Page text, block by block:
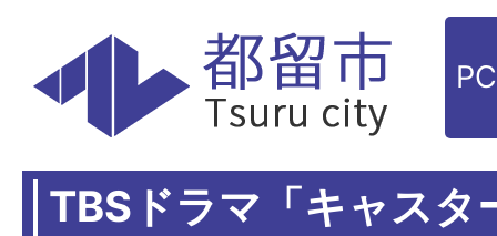
TBSドラマ「キャスタ